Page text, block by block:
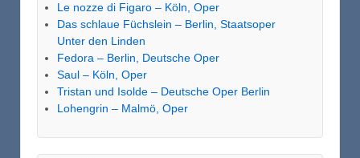
Le nozze di Figaro – Köln, Oper
Das schlaue Füchslein – Berlin, Staatsoper
Unter den Linden
Fedora – Berlin, Deutsche Oper
Saul – Köln, Oper
Tristan und Isolde – Deutsche Oper Berlin
Lohengrin – Malmö, Oper